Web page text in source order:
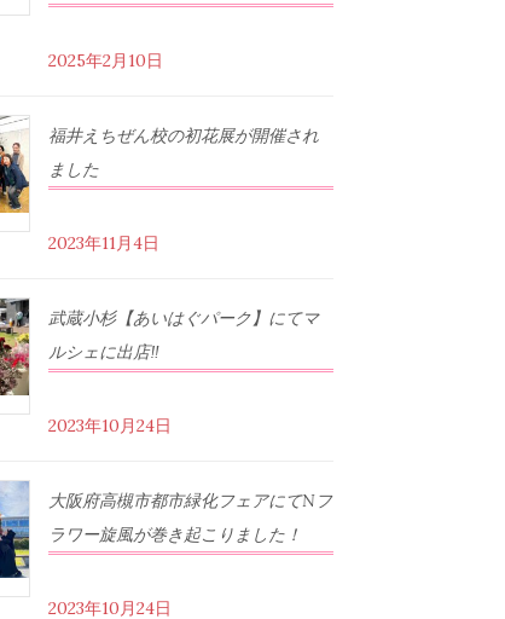
2025年2月10日
福井えちぜん校の初花展が開催され
ました
2023年11月4日
武蔵小杉【あいはぐパーク】にてマ
ルシェに出店‼︎
2023年10月24日
大阪府高槻市都市緑化フェアにてNフ
ラワー旋風が巻き起こりました！
2023年10月24日